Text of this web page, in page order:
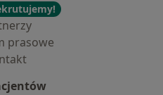
prasowe